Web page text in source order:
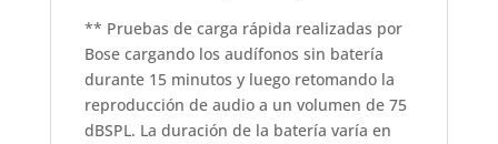
** Pruebas de carga rápida realizadas por
Bose cargando los audífonos sin batería
durante 15 minutos y luego retomando la
reproducción de audio a un volumen de 75
dBSPL. La duración de la batería varía en